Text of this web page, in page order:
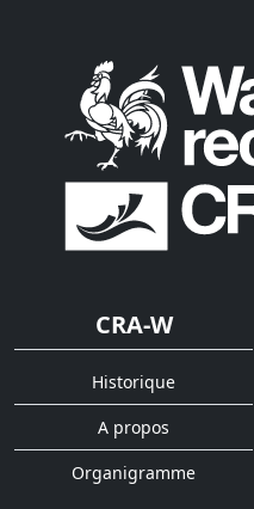
CRA-W
Historique
A propos
Organigramme